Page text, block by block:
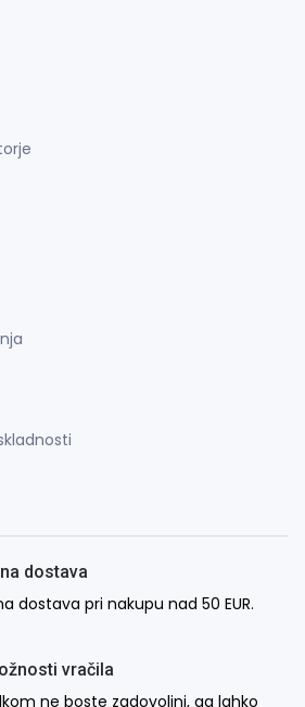
dostava
dostava pri nakupu nad 50 EUR.
vračila
ne boste zadovoljni, ga lahko